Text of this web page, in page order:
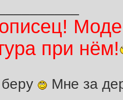
при нём!
Мне за